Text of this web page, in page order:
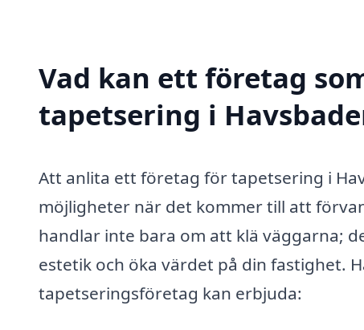
Vad kan ett företag
tapetsering i
Att anlita ett företag för tapetsering i
möjligheter när det kommer till att
handlar inte bara om att klä väggarna;
estetik och öka värdet på din fastighet.
tapetseringsföretag kan erbjuda: